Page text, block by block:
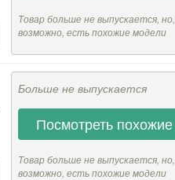
Товар больше не выпускается, но,
возможно, есть похожие модели
Больше не выпускается
Посмотреть похожие
Товар больше не выпускается, но,
возможно, есть похожие модели